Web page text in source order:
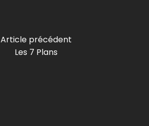
Article précédent
Les 7 Plans